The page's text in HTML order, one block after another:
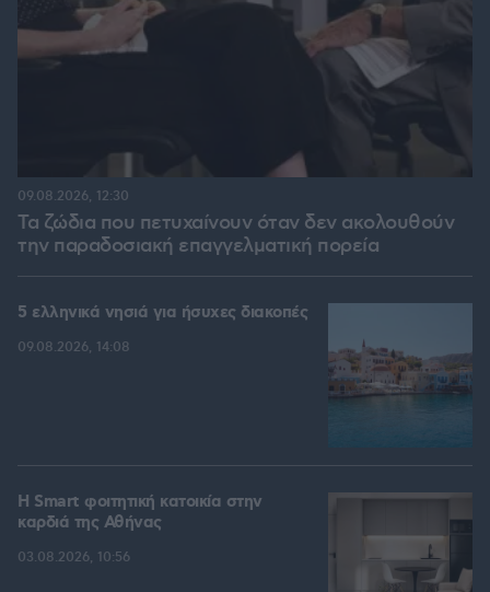
Τα ζώδια που πετυχαίνουν όταν δεν ακολουθούν
την παραδοσιακή επαγγελματική πορεία
09.08.2026, 12:30
5 ελληνικά νησιά για ήσυχες διακοπές
09.08.2026, 14:08
Η Smart φοιτητική κατοικία στην
καρδιά της Αθήνας
03.08.2026, 10:56